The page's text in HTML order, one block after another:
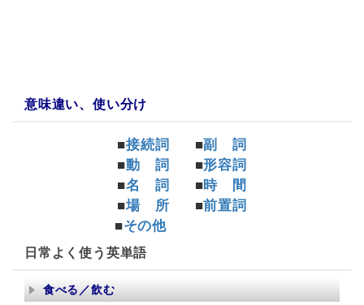
意味違い、使い分け
■接続詞 ■副 詞
■動 詞 ■形容詞
■名 詞 ■時 間
■場 所 ■前置詞
■その他
日常よく使う英単語
食べる／飲む